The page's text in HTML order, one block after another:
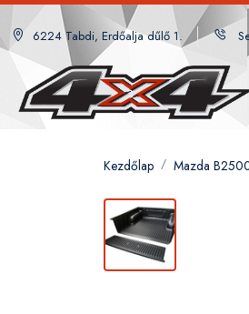
6224 Tabdi, Erdőalja dűlő 1.
Kezdőlap Mazda